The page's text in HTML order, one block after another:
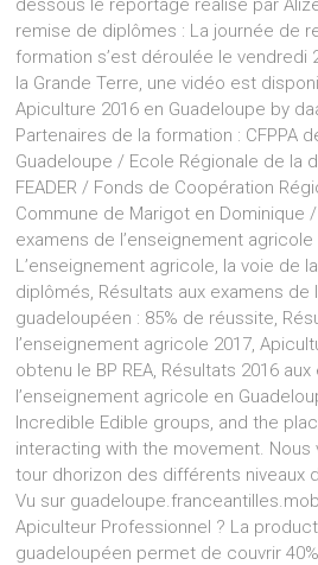
dessous le reportage réalisé par
remise de diplômes : La journée de
formation s’est déroulée le vendredi
la Grande Terre, une vidéo est
Apiculture 2016 en Guadeloupe by
Partenaires de la formation : CFPPA
Guadeloupe / Ecole Régionale de la
FEADER / Fonds de Coopération
Commune de Marigot en Dominique /
examens de l’enseignement
L’enseignement agricole, la voie de
diplômés, Résultats aux examens de
guadeloupéen : 85% de réussite,
l’enseignement agricole 2017,
obtenu le BP REA, Résultats 2016
l’enseignement agricole en
Incredible Edible groups, and the
interacting with the movement.
tour dhorizon des différents niveaux
Vu sur
Apiculteur Professionnel ? La
guadeloupéen permet de couvrir